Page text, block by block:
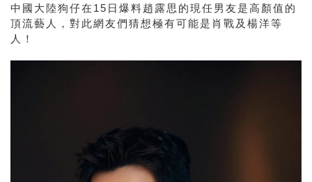
中國大陸狗仔在15日爆料趙露思的現任男友是高顏值的
頂流藝人，對此網友們猜想極有可能是肖戰及楊洋等
人！